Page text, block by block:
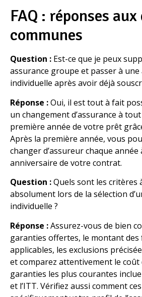
FAQ : réponses
communes
Question : Est-ce que je peux
assurance groupe et passer à une
individuelle après avoir déjà
Réponse :Oui, il est tout à fait
un changement d’assurance à
première année de votre prêt
Après la première année, vous
changer d’assureur chaque année
anniversaire de votre contrat.
Question :Quels sont les critères
absolument lors de la sélection
individuelle ?
Réponse :Assurez-vous de bien
garanties offertes, le montant des
applicables, les exclusions
et comparez attentivement le coût
garanties les plus courantes
et l’ITT. Vérifiez aussi comment